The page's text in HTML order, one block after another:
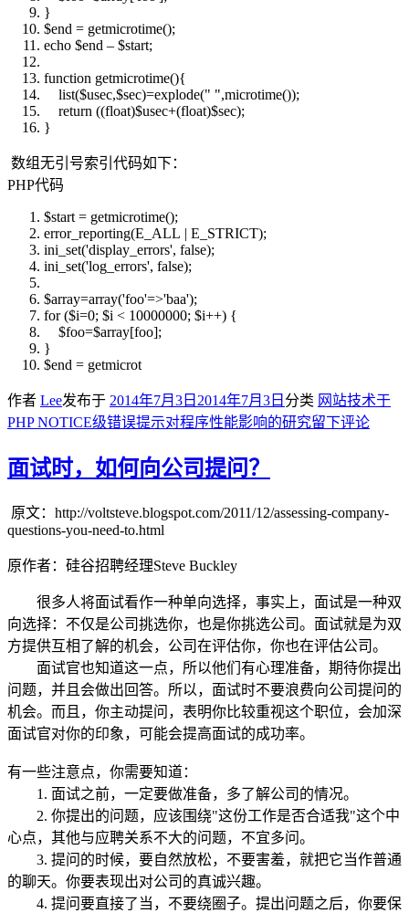
}
$end = getmicrotime();
echo $end – $start;
function getmicrotime(){
list($usec,$sec)=explode(" ",microtime());
return ((float)$usec+(float)$sec);
}
数组无引号索引代码如下：
PHP代码
$start= getmicrotime();
error_reporting(E_ALL | E_STRICT);
ini_set('display_errors', false);
ini_set('log_errors', false);
$array=array('foo'=>'baa');
for($i=0; $i < 10000000; $i++) {
$foo=$array[foo];
}
$end = getmicrot
作者 Lee发布于 2014年7月3日 2014年7月3日 分类 网站技术于
PHP NOTICE级错误提示对程序性能影响的研究留下评论
面试时，如何向公司提问？
原文：http://voltsteve.blogspot.com/2011/12/assessing-company-
questions-you-need-to.html
原作者：硅谷招聘经理Steve Buckley
很多人将面试看作一种单向选择，事实上，面试是一种双
向选择：不仅是公司挑选你，也是你挑选公司。面试就是为双
方提供互相了解的机会，公司在评估你，你也在评估公司。
面试官也知道这一点，所以他们有心理准备，期待你提出
问题，并且会做出回答。所以，面试时不要浪费向公司提问的
机会。而且，你主动提问，表明你比较重视这个职位，会加深
面试官对你的印象，可能会提高面试的成功率。
有一些注意点，你需要知道：
1. 面试之前，一定要做准备，多了解公司的情况。
2. 你提出的问题，应该围绕"这份工作是否合适我"这个中
心点，其他与应聘关系不大的问题，不宜多问。
3. 提问的时候，要自然放松，不要害羞，就把它当作普通
的聊天。你要表现出对公司的真诚兴趣。
4. 提问要直接了当，不要绕圈子。提出问题之后，你要保